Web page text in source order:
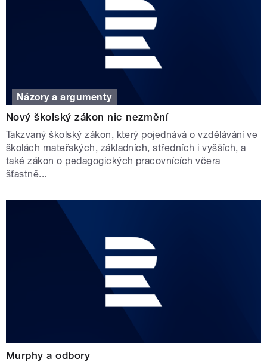
Názory a argumenty
Nový školský zákon nic nezmění
Takzvaný školský zákon, který pojednává o vzdělávání ve
školách mateřských, základních, středních i vyšších, a
také zákon o pedagogických pracovnících včera
šťastně...
Murphy a odbory